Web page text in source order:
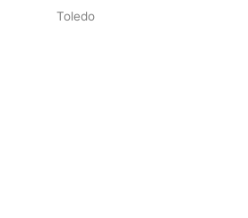
Toledo